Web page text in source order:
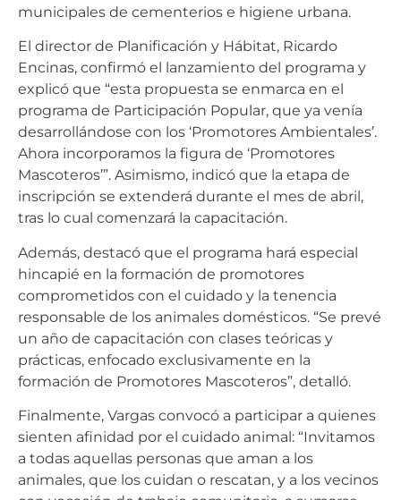
municipales de cementerios e higiene urbana.
El director de Planificación y Hábitat, Ricardo
Encinas, confirmó el lanzamiento del programa y
explicó que “esta propuesta se enmarca en el
programa de Participación Popular, que ya venía
desarrollándose con los ‘Promotores Ambientales’.
Ahora incorporamos la figura de ‘Promotores
Mascoteros’”. Asimismo, indicó que la etapa de
inscripción se extenderá durante el mes de abril,
tras lo cual comenzará la capacitación.
Además, destacó que el programa hará especial
hincapié en la formación de promotores
comprometidos con el cuidado y la tenencia
responsable de los animales domésticos. “Se prevé
un año de capacitación con clases teóricas y
prácticas, enfocado exclusivamente en la
formación de Promotores Mascoteros”, detalló.
Finalmente, Vargas convocó a participar a quienes
sienten afinidad por el cuidado animal: “Invitamos
a todas aquellas personas que aman a los
animales, que los cuidan o rescatan, y a los vecinos